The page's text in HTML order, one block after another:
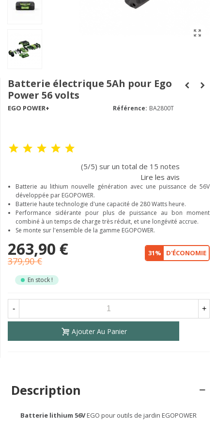
Batterie électrique 5Ah pour Ego
Power 56 volts
EGO POWER+ Référence: BA2800T
(5/5) sur un total de 15 notes
Lire les avis
Batterie au lithium nouvelle génération avec une puissance de 56V
développée par EGOPOWER.
Batterie haute technologie d'une capacité de 280 Watts heure.
Performance sidérante pour plus de puissance au bon moment
combiné à un temps de charge très réduit, et une longévité accrue.
Se monte sur l'ensemble de la gamme EGOPOWER.
263,90 €
379,90 €
31% D'ÉCONOMIE
En stock !
- +
Ajouter Au Panier
Description
Batterie lithium 56VEGO pour outils de jardin EGOPOWER